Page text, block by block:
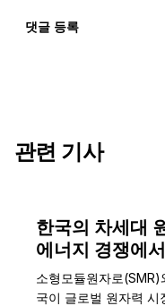
댓글 등록
관련 기사
한국의 차세대
에너지 경쟁에
소형모듈원자로
국이 글로벌 원자력 시